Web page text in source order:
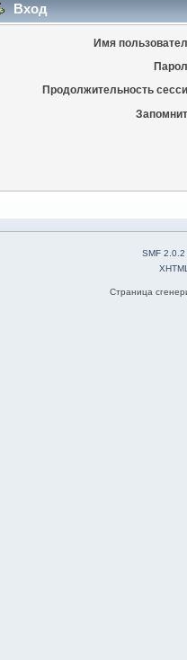
Вход
Имя
Продолжительность
SMF 2.0.2
Страница